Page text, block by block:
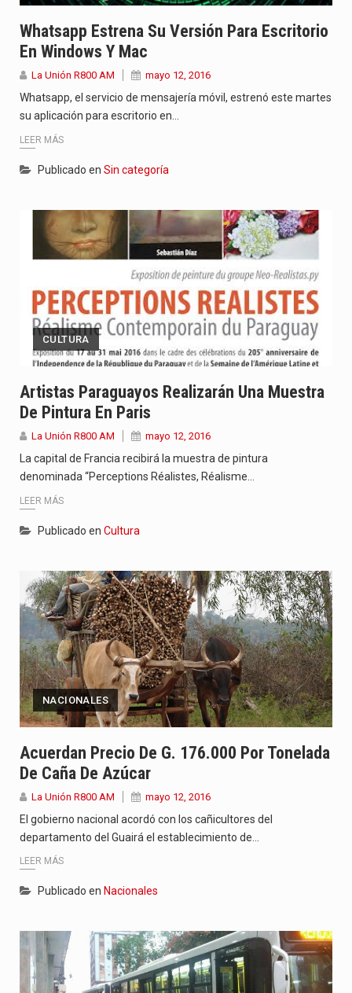
Whatsapp Estrena Su Versión Para Escritorio
En Windows Y Mac
La Unión R800 AM mayo 12, 2016
Whatsapp, el servicio de mensajería móvil, estrenó este martes
su aplicación para escritorio en…
LEER MÁS
Publicado en Sin categoría
CULTURA
Artistas Paraguayos Realizarán Una Muestra
De Pintura En Paris
La Unión R800 AM mayo 12, 2016
La capital de Francia recibirá la muestra de pintura
denominada “Perceptions Réalistes, Réalisme…
LEER MÁS
Publicado en Cultura
NACIONALES
Acuerdan Precio De G. 176.000 Por Tonelada
De Caña De Azúcar
La Unión R800 AM mayo 12, 2016
El gobierno nacional acordó con los cañicultores del
departamento del Guairá el establecimiento de…
LEER MÁS
Publicado en Nacionales